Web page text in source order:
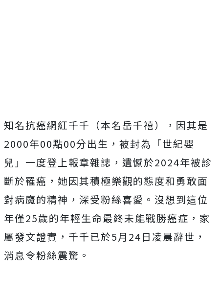
知名抗癌網紅千千（本名岳千禧），因其是
2000年00點00分出生，被封為「世紀嬰
兒」一度登上報章雜誌，遺憾於2024年被診
斷於罹癌，她因其積極樂觀的態度和勇敢面
對病魔的精神，深受粉絲喜愛。沒想到這位
年僅25歲的年輕生命最終未能戰勝癌症，家
屬發文證實，千千已於5月24日凌晨辭世，
消息令粉絲震驚。